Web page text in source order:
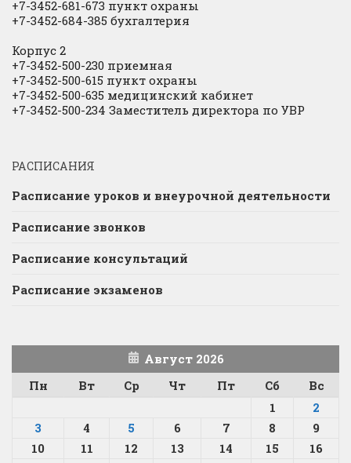
+7-3452-681-673 пункт охраны
+7-3452-684-385 бухгалтерия
Корпус 2
+7-3452-500-230 приемная
+7-3452-500-615 пункт охраны
+7-3452-500-635 медицинский кабинет
+7-3452-500-234 Заместитель директора по УВР
РАСПИСАНИЯ
Расписание уроков и внеурочной деятельности
Расписание звонков
Расписание консультаций
Расписание экзаменов
Август 2026
Пн
Вт Ср Чт Пт Сб
Вс
1
2
3
4 5 6 7 8
9
10
11 12 13 14 15
16